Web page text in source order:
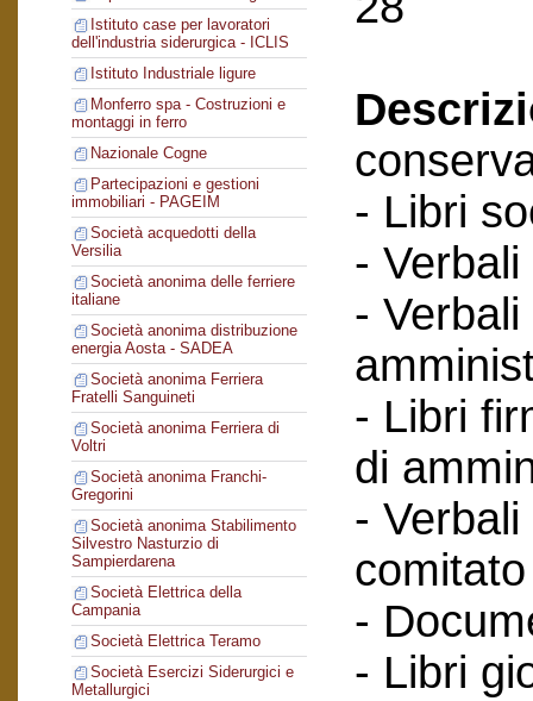
Istituto case per lavoratori
dell'industria siderurgica - ICLIS
Istituto Industriale ligure
Monferro spa - Costruzioni e
montaggi in ferro
Nazionale Cogne
Partecipazioni e gestioni
immobiliari - PAGEIM
Società acquedotti della
Versilia
Società anonima delle ferriere
italiane
Società anonima distribuzione
energia Aosta - SADEA
Società anonima Ferriera
Fratelli Sanguineti
Società anonima Ferriera di
Voltri
Società anonima Franchi-
Gregorini
Società anonima Stabilimento
Silvestro Nasturzio di
Sampierdarena
Società Elettrica della
Campania
Società Elettrica Teramo
Società Esercizi Siderurgici e
Metallurgici
- Libri
-
-
- Libri
di
-
-
- Libri